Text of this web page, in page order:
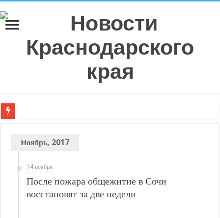
РСА: средняя выплата по ОСАГО в Санкт-Петербурге в 2026 году показала
Ноябрь, 2017
14 ноября
После пожара общежитие в Сочи
восстановят за две недели